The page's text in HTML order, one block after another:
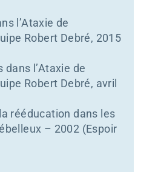
l’Ataxie de
Robert Debré, 2015
dans l’Ataxie de
Robert Debré, avril
rééducation dans les
– 2002 (Espoir